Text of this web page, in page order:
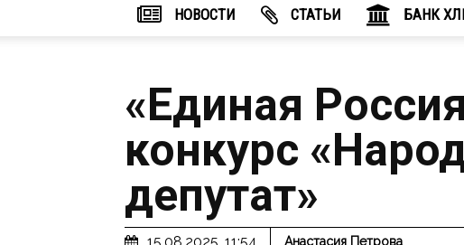
НОВОСТИ CТАТЬИ БАНК
«Единая
конкурс
депутат»
Анастасия Петрова